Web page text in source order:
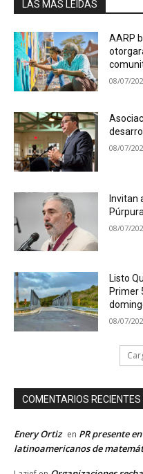
LAS MÁS LEÍDAS
AARP
08/07/
08/07/
Invitan
08/07/
Listo
Primer
08/07/
COMENTARIOS RECIENTES
Enery Ortiz en PR presente
latinoamericanos de